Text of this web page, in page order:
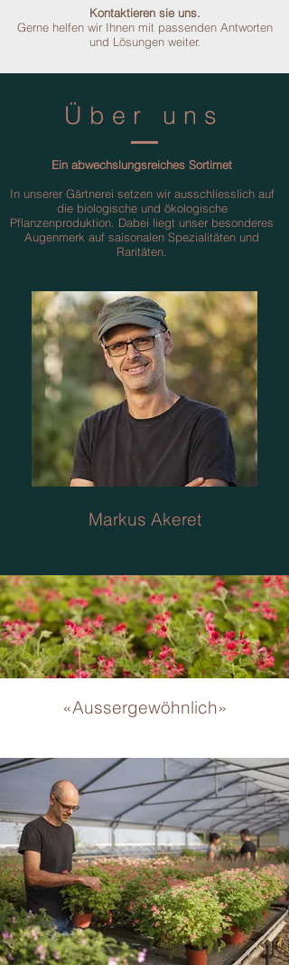
Kontaktieren sie uns.
Gerne helfen wir Ihnen mit passenden Antworten
und Lösungen weiter.
Über uns
Ein abwechslungsreiches Sortimet
In unserer Gärtnerei setzen wir ausschliesslich auf
die biologische und ökologische
Pflanzenproduktion. Dabei liegt unser besonderes
Augenmerk auf saisonalen Spezialitäten und
Raritäten.
Markus Akeret
«Aussergewöhnlich»